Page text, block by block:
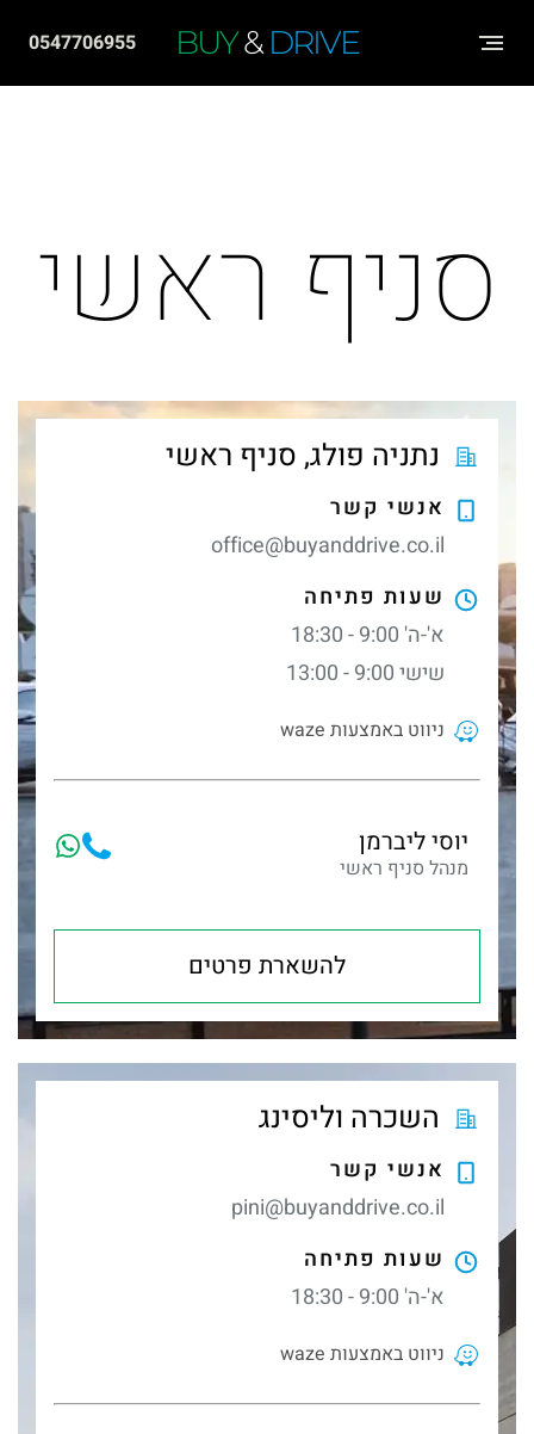
בְּאֲתָר
בִּקְלִיק"
הַמְּסַיַּעַת
הָאֲתָר.
BUY&DRIVE
0547706955
סניף ראשי
נתניה פולג, סניף ראשי
אנשי קשר
office@buyanddrive.co.il
שעות פתיחה
א'-ה' 9:00 - 18:30
שישי 9:00 - 13:00
ניווט באמצעות waze
יוסי ליברמן
מנהל סניף ראשי
להשארת פרטים
השכרה וליסינג
אנשי קשר
pini@buyanddrive.co.il
שעות פתיחה
א'-ה' 9:00 - 18:30
ניווט באמצעות waze